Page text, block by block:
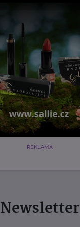
REKLAMA
Newsletter